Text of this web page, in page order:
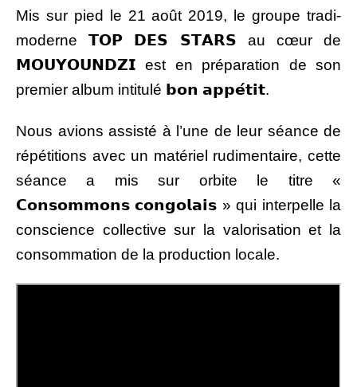
Mis sur pied le 21 août 2019, le groupe tradi-
moderne 𝗧𝗢𝗣 𝗗𝗘𝗦 𝗦𝗧𝗔𝗥𝗦 au cœur de
𝗠𝗢𝗨𝗬𝗢𝗨𝗡𝗗𝗭𝗜 est en préparation de son
premier album intitulé 𝗯𝗼𝗻 𝗮𝗽𝗽𝗲́𝘁𝗶𝘁.
Nous avions assisté à l’une de leur séance de
répétitions avec un matériel rudimentaire, cette
séance a mis sur orbite le titre «
𝗖𝗼𝗻𝘀𝗼𝗺𝗺𝗼𝗻𝘀 𝗰𝗼𝗻𝗴𝗼𝗹𝗮𝗶𝘀 » qui interpelle la
conscience collective sur la valorisation et la
consommation de la production locale.